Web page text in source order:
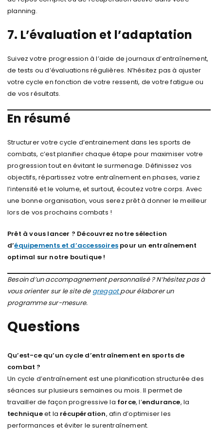
planning.
7. L’évaluation et l’adaptation
Suivez votre progression à l’aide de journaux d’entraînement,
de tests ou d’évaluations régulières. N’hésitez pas à ajuster
votre cycle en fonction de votre ressenti, de votre fatigue ou
de vos résultats.
En résumé
Structurer votre cycle d’entrainement dans les sports de
combats, c’est planifier chaque étape pour maximiser votre
progression tout en évitant le surmenage. Définissez vos
objectifs, répartissez votre entraînement en phases, variez
l’intensité et le volume, et surtout, écoutez votre corps. Avec
une bonne organisation, vous serez prêt à donner le meilleur
lors de vos prochains combats !
Prêt à vous lancer ? Découvrez notre sélection
d’équipements et d’accessoires pour un entraînement
optimal sur notre boutique !
Besoin d’un accompagnement personnalisé ? N’hésitez pas à
vous orienter sur le site de greggotpour élaborer un
programme sur-mesure.
Questions
Qu’est-ce qu’un cycle d’entraînement en sports de
combat ?
Un cycle d’entraînement est une planification structurée des
séances sur plusieurs semaines ou mois. Il permet de
travailler de façon progressive la force, l’endurance, la
techniqueet la récupération, afin d’optimiser les
performances et éviter le surentraînement.